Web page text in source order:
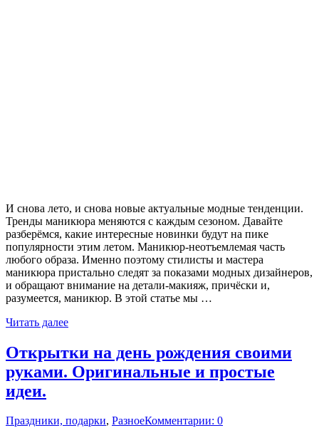
И снова лето, и снова новые актуальные модные тенденции.
Тренды маникюра меняются с каждым сезоном. Давайте
разберёмся, какие интересные новинки будут на пике
популярности этим летом. Маникюр-неотъемлемая часть
любого образа. Именно поэтому стилисты и мастера
маникюра пристально следят за показами модных дизайнеров,
и обращают внимание на детали-макияж, причёски и,
разумеется, маникюр. В этой статье мы …
Читать далее
Открытки на день рождения своими
руками. Оригинальные и простые
идеи.
Праздники, подарки, РазноеКомментарии: 0